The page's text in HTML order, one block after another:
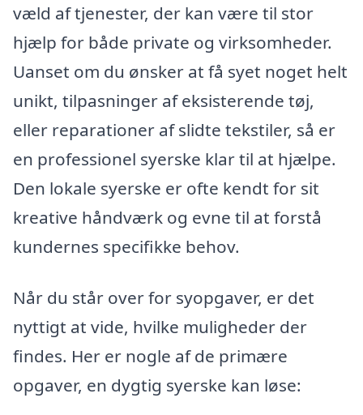
væld af tjenester, der kan være til stor
hjælp for både private og virksomheder.
Uanset om du ønsker at få syet noget helt
unikt, tilpasninger af eksisterende tøj,
eller reparationer af slidte tekstiler, så er
en professionel syerske klar til at hjælpe.
Den lokale syerske er ofte kendt for sit
kreative håndværk og evne til at forstå
kundernes specifikke behov.
Når du står over for syopgaver, er det
nyttigt at vide, hvilke muligheder der
findes. Her er nogle af de primære
opgaver, en dygtig syerske kan løse: